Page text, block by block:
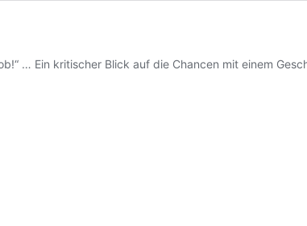
… Ein kritischer Blick auf die Chancen mit einem